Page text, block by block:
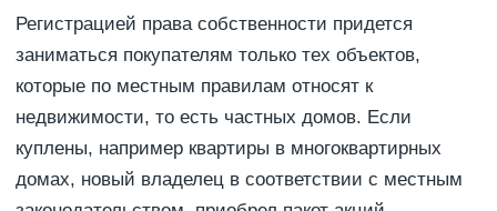
Регистрацией права собственности придется
заниматься покупателям только тех объектов,
которые по местным правилам относят к
недвижимости, то есть частных домов. Если
куплены, например квартиры в многоквартирных
домах, новый владелец в соответствии с местным